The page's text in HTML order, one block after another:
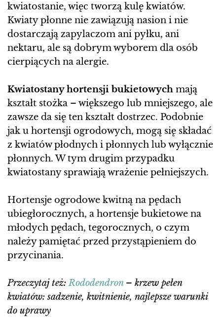
kwiatostanie, więc tworzą kulę kwiatów.
Kwiaty płonne nie zawiązują nasion i nie
dostarczają zapylaczom ani pyłku, ani
nektaru, ale są dobrym wyborem dla osób
cierpiących na alergie.
Kwiatostany hortensji bukietowych mają
kształt stożka – większego lub mniejszego, ale
zawsze da się ten kształt dostrzec. Podobnie
jak u hortensji ogrodowych, mogą się składać
z kwiatów płodnych i płonnych lub wyłącznie
płonnych. W tym drugim przypadku
kwiatostany sprawiają wrażenie pełniejszych.
Hortensje ogrodowe kwitną na pędach
ubiegłorocznych, a hortensje bukietowe na
młodych pędach, tegorocznych, o czym
należy pamiętać przed przystąpieniem do
przycinania.
Przeczytaj też:Rododendron – krzew pełen
kwiatów: sadzenie, kwitnienie, najlepsze warunki
do uprawy